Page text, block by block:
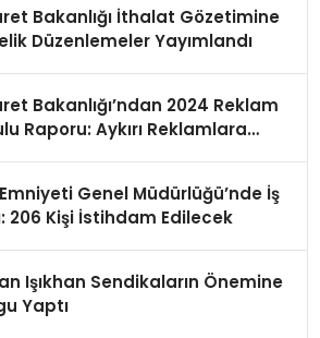
Bakanlığı İthalat Gözetimine
Düzenlemeler Yayımlandı
Bakanlığı’ndan 2024 Reklam
Raporu: Aykırı Reklamlara
Emniyeti Genel Müdürlüğü’nde İş
206 Kişi İstihdam Edilecek
Işıkhan Sendikaların Önemine
Yaptı